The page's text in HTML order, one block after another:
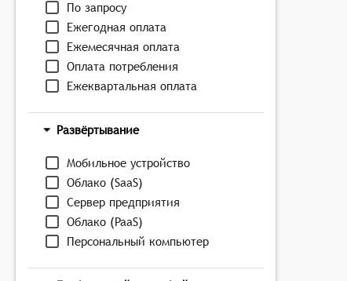
По запросу
Ежегодная оплата
Ежемесячная оплата
Оплата потребления
Ежеквартальная оплата
Развёртывание
Мобильное устройство
Облако (SaaS)
Сервер предприятия
Облако (PaaS)
Персональный компьютер